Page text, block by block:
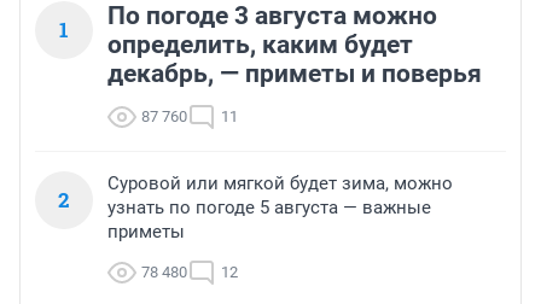
1
По погоде 3 августа можно
определить, каким будет
декабрь, — приметы и поверья
87 760 11
2
Суровой или мягкой будет зима, можно
узнать по погоде 5 августа — важные
приметы
78 480 12